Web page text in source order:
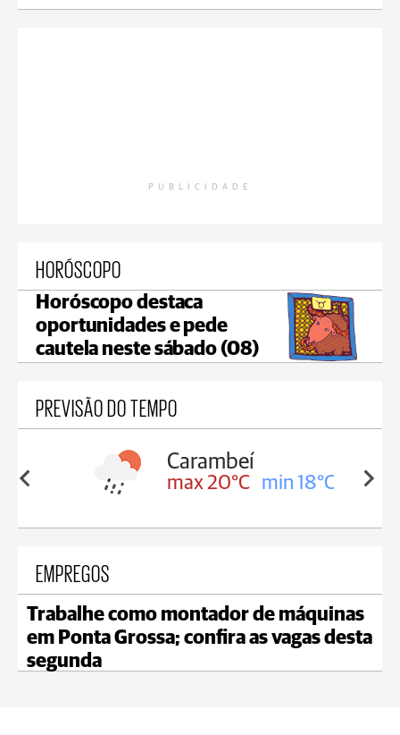
PUBLICIDADE
HORÓSCOPO
Horóscopo destaca
oportunidades e pede
cautela neste sábado (08)
PREVISÃO DO TEMPO
18°C
Carambeí
max 20°C min 18°C
EMPREGOS
Trabalhe como montador de máquinas
em Ponta Grossa; confira as vagas desta
segunda